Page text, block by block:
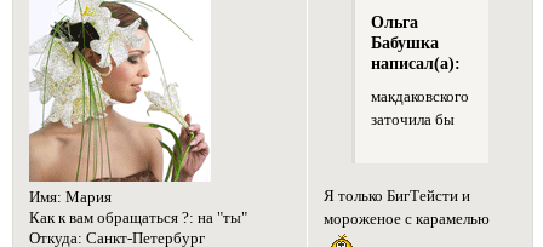
Имя: Мария
Как к вам обращаться ?: на "ты"
Откуда: Санкт-Петербург
Ольга
Бабушка
написал(а):
макдаковского
заточила бы
Я только БигТейсти и
мороженое с карамелью